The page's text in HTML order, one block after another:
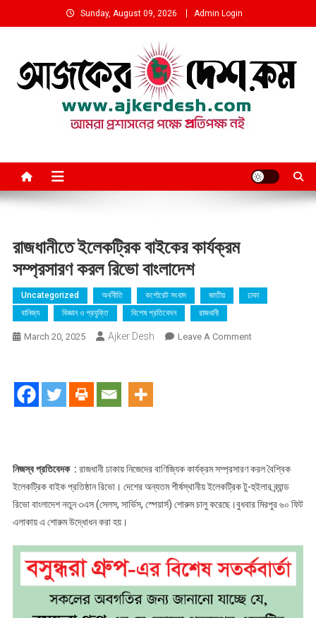
to
Sunday, August 09, 2026 Admin Login
রাজধানীতে ইলেকট্রিক বাইকের কার্যক্রম
সম্প্রসারণ করল রিভো বাংলাদেশ
Uncategorized অর্থনীতি কর্পোরেট সংবাদ জাতীয়
ঢাকা
বানিজ্য
বিজ্ঞান ও প্রযুক্তি বিশেষ প্রতিবেদন রাজধানী
March 20, 2025 Ajker Desh Leave A CommentOn
বাংলাদেশ
নিজস্ব প্রতিবেদক : রাজধানী ঢাকায় নিজেদের বাণিজ্যিক কার্যক্রম সম্প্রসারণ করল বৈশ্বিক
ইলেকট্রিক বাইক প্রতিষ্ঠান রিভো। দেশের অন্যতম শীর্ষস্থানীয় ইলেকট্রিক টু-হুইলার ব্র্যান্ড
রিভো বাংলাদেশ নতুন ৩এস (সেলস, সার্ভিস, স্পেয়ার্স) শোরুম চালু করেছে।বুধবার মিরপুর ৬০ ফিট
এলাকায় এ শোরুম উদ্ধোধন করা হয়।